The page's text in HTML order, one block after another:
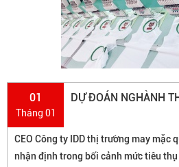
01
Tháng 01
DỰ ĐOÁN NGHÀNH
CEO Công ty IDD thị trường may mặc
nhận định trong bối cảnh mức tiêu